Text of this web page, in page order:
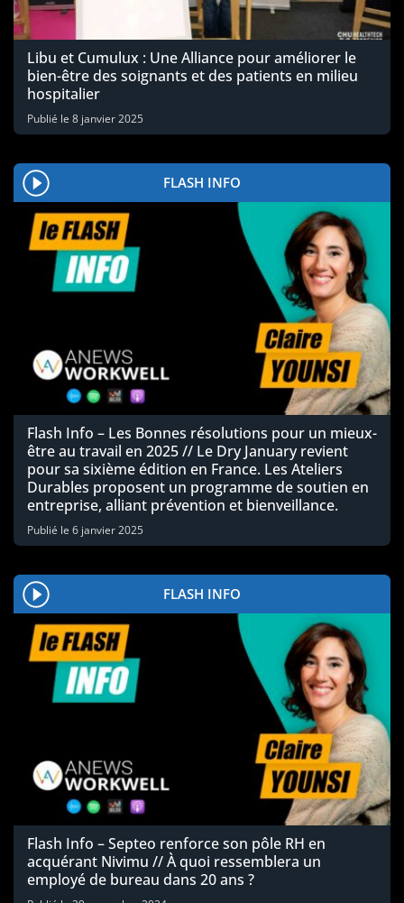
Libu et Cumulux : Une Alliance pour améliorer le
bien-être des soignants et des patients en milieu
hospitalier
Publié le 8 janvier 2025
FLASH INFO
Flash Info – Les Bonnes résolutions pour un mieux-
être au travail en 2025 // Le Dry January revient
pour sa sixième édition en France. Les Ateliers
Durables proposent un programme de soutien en
entreprise, alliant prévention et bienveillance.
Publié le 6 janvier 2025
FLASH INFO
Flash Info – Septeo renforce son pôle RH en
acquérant Nivimu // À quoi ressemblera un
employé de bureau dans 20 ans ?